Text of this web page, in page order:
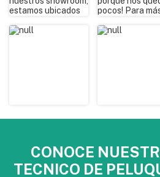
Condición del ítem: Nuevo
Largo: 28 cm
Material del tapizado: Alfombra/
CONOCE
TECNICO DE